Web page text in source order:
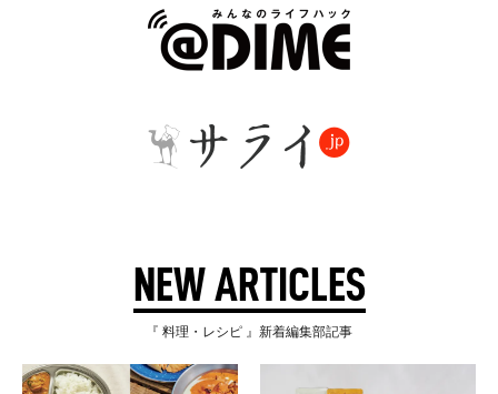
NEW ARTICLES
『 料理・レシピ 』新着編集部記事